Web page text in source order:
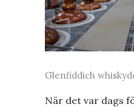
Glenfiddich
När det var dags